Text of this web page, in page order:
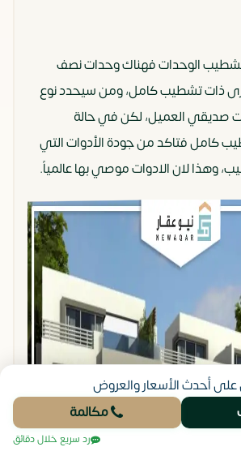
تشطيب الوحدات فهناك وحدات نصف
ذات تشطيب كامل، ومن سيحدد نوع
صديقي العميل، لكن في حالة
كامل فتاكد من جودة الأدوات التي
وهذا لان الادوات موصي بها عالمياً.
أحدث الأسعار والعروض
مكالمة
رد سريع خلال دقائق